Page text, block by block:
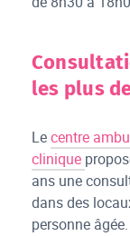
les plus
Lecentre
clinique
ans une
dans des
personne âgée.